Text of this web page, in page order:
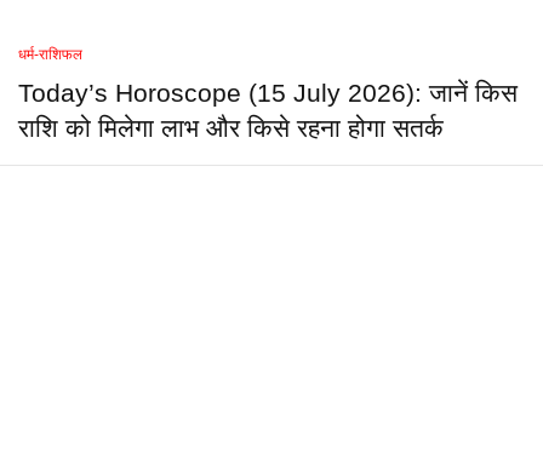
धर्म-राशिफल
Today’s Horoscope (15 July 2026): जानें किस
राशि को मिलेगा लाभ और किसे रहना होगा सतर्क